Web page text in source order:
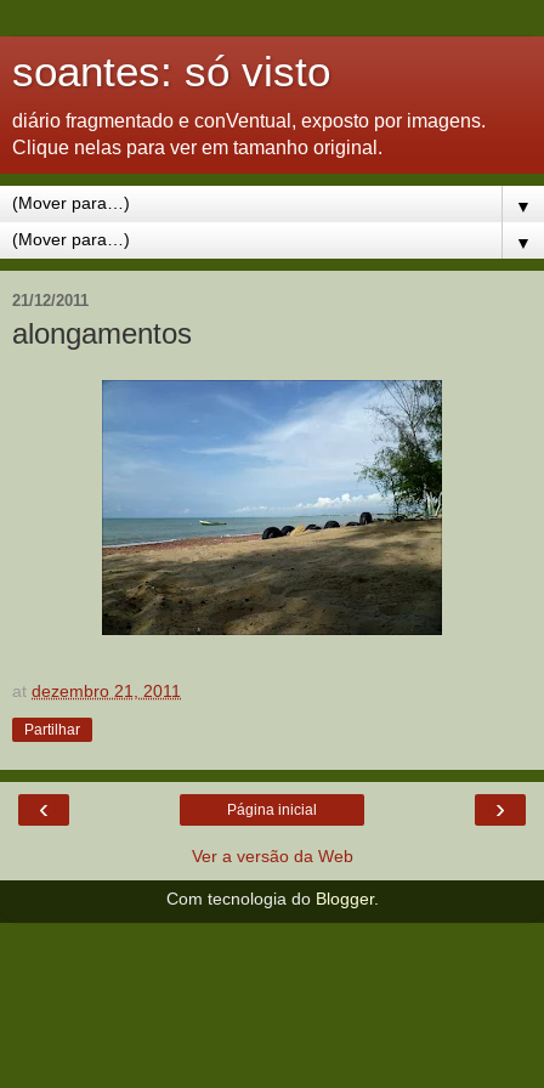
soantes: só visto
diário fragmentado e conVentual, exposto por imagens.
Clique nelas para ver em tamanho original.
▼
▼
21/12/2011
alongamentos
at dezembro 21, 2011
Partilhar
‹ ›
Página inicial
Ver a versão da Web
Com tecnologia do Blogger.